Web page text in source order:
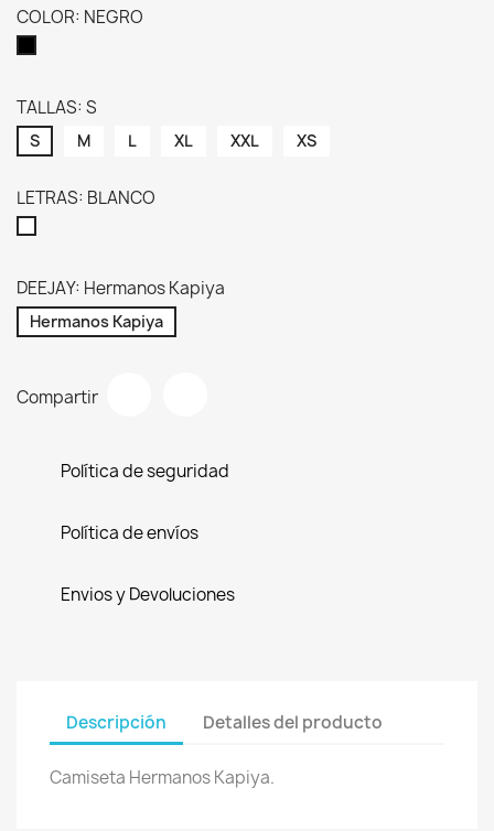
COLOR: NEGRO
TALLAS: S
S M L XL XXL XS
LETRAS: BLANCO
DEEJAY: Hermanos Kapiya
Hermanos Kapiya
Compartir
Política de seguridad
Política de envíos
Envios y Devoluciones
Descripción Detalles del producto
Camiseta Hermanos Kapiya.